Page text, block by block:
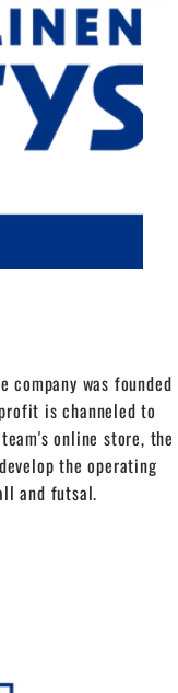
company was founded
is channeled to
online store, the
the operating
and futsal.